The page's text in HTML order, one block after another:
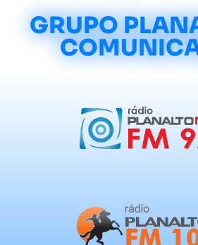
GRUPO